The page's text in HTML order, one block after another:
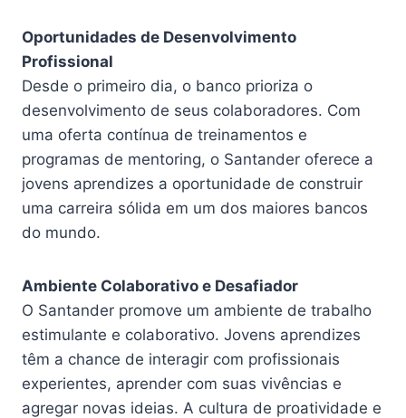
Oportunidades de Desenvolvimento
Profissional
Desde o primeiro dia, o banco prioriza o
desenvolvimento de seus colaboradores. Com
uma oferta contínua de treinamentos e
programas de mentoring, o Santander oferece a
jovens aprendizes a oportunidade de construir
uma carreira sólida em um dos maiores bancos
do mundo.
Ambiente Colaborativo e Desafiador
O Santander promove um ambiente de trabalho
estimulante e colaborativo. Jovens aprendizes
têm a chance de interagir com profissionais
experientes, aprender com suas vivências e
agregar novas ideias. A cultura de proatividade e